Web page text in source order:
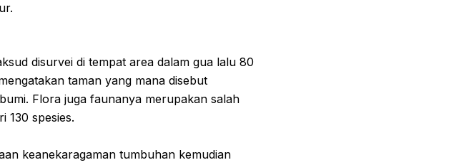
disurvei di tempat area dalam gua lalu 80
taman yang mana disebut
Flora juga faunanya merupakan salah
130 spesies.
keanekaragaman tumbuhan kemudian